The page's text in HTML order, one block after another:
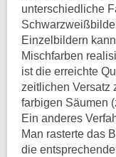
unterschiedliche
Einzelbildern
Mischfarben
ist die erreichte
zeitlichen Versatz
farbigen Säumen
Ein anderes
Man rasterte das
die